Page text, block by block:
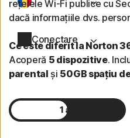
Conectare
rețelele Wi-Fi publice cu
dacă informațiile dvs.
Ce este diferit la Norton
Acoperă 5 dispozitive.
parental și 50GB spațiu
1 an